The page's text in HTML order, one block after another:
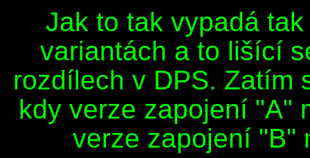
Jak to tak vypadá
variantách a to lišící
rozdílech v DPS. Zatím
kdy verze zapojení "A"
verze zapojení "B"